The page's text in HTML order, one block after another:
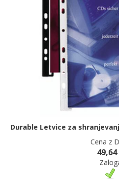
Durable Letvice za
Cena z
49,64